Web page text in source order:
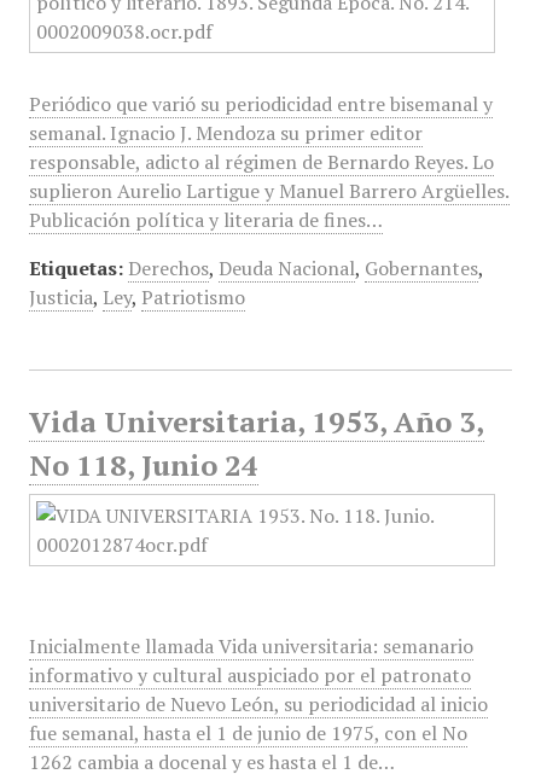
Periódico que varió su periodicidad entre bisemanal y
semanal. Ignacio J. Mendoza su primer editor
responsable, adicto al régimen de Bernardo Reyes. Lo
suplieron Aurelio Lartigue y Manuel Barrero Argüelles.
Publicación política y literaria de fines…
Etiquetas: Derechos, Deuda Nacional, Gobernantes,
Justicia, Ley, Patriotismo
Vida Universitaria, 1953, Año 3,
No 118, Junio 24
Inicialmente llamada Vida universitaria: semanario
informativo y cultural auspiciado por el patronato
universitario de Nuevo León, su periodicidad al inicio
fue semanal, hasta el 1 de junio de 1975, con el No
1262 cambia a docenal y es hasta el 1 de…